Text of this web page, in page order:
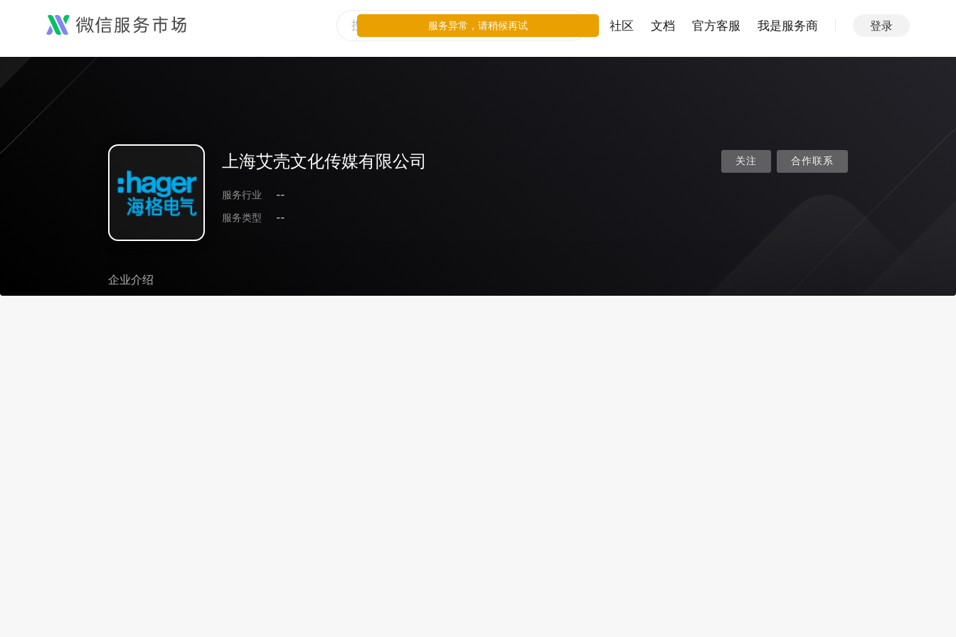
社区 文档 官方客服 我是服务商 登录
上海艾壳文化传媒有限公司
服务行业
--
服务类型
--
关注 合作联系
企业介绍
服务异常，请稍候再试